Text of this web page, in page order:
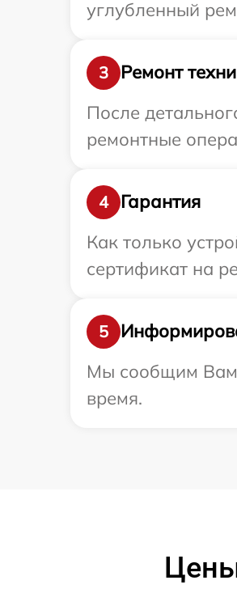
углубленный
3
Ремонт
После
ремонтные
4
Гарантия
Как только
сертификат на
5
Мы сообщим Вам
время.